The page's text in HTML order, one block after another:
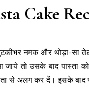
Cake
नमक और थोड़ा-सा तेल
तो उसके बाद पास्ता
से अलग कर दें। इसके बाद